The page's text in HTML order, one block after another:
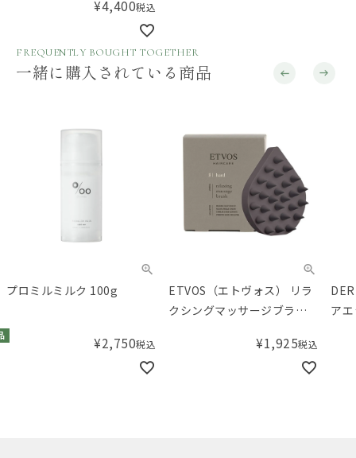
¥4,400税込
FREQUENTLY BOUGHT TOGETHER
一緒に購入されている商品
プロミルミルク 100g
¥2,750税込
ETVOS（エトヴォス） リラ
クシングマッサージブラシ
¥1,925税込
ア